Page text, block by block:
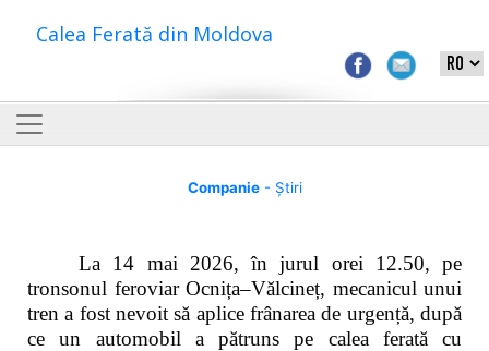
Calea Ferată din Moldova
Companie- Știri
La 14 mai 2026, în jurul orei 12.50, pe
tronsonul feroviar Ocnița–Vălcineț, mecanicul unui
tren a fost nevoit să aplice frânarea de urgență, după
ce un automobil a pătruns pe calea ferată cu